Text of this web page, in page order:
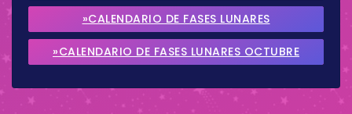
2026
»CALENDARIO DE FASES LUNARES
SEPTIEMBRE 2026
»CALENDARIO DE FASES LUNARES OCTUBRE